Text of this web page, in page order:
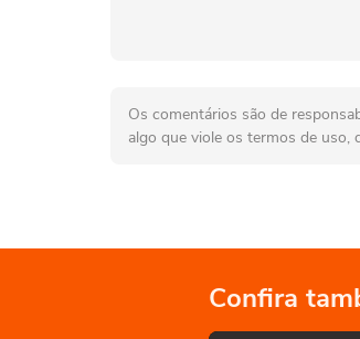
Os comentários são de
algo que viole os termos de uso,
Confira